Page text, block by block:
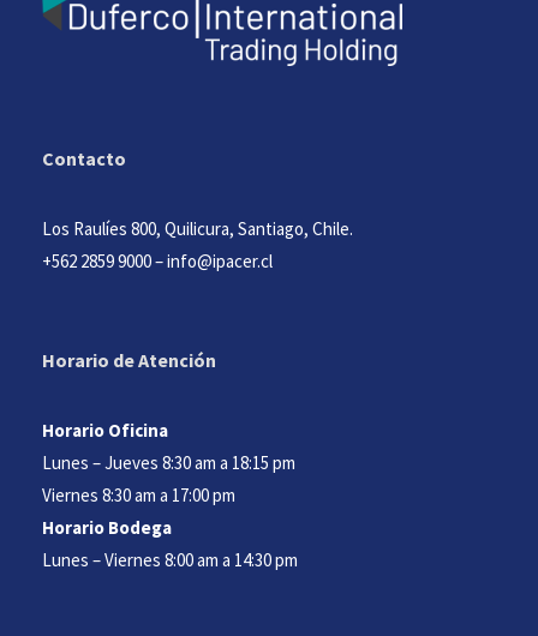
Contacto
Los Raulíes 800, Quilicura, Santiago, Chile.
+562 2859 9000–info@ipacer.cl
Horario de Atención
Horario Oficina
Lunes – Jueves 8:30 am a 18:15 pm
Viernes 8:30 am a 17:00 pm
Horario Bodega
Lunes – Viernes 8:00 am a 14:30 pm